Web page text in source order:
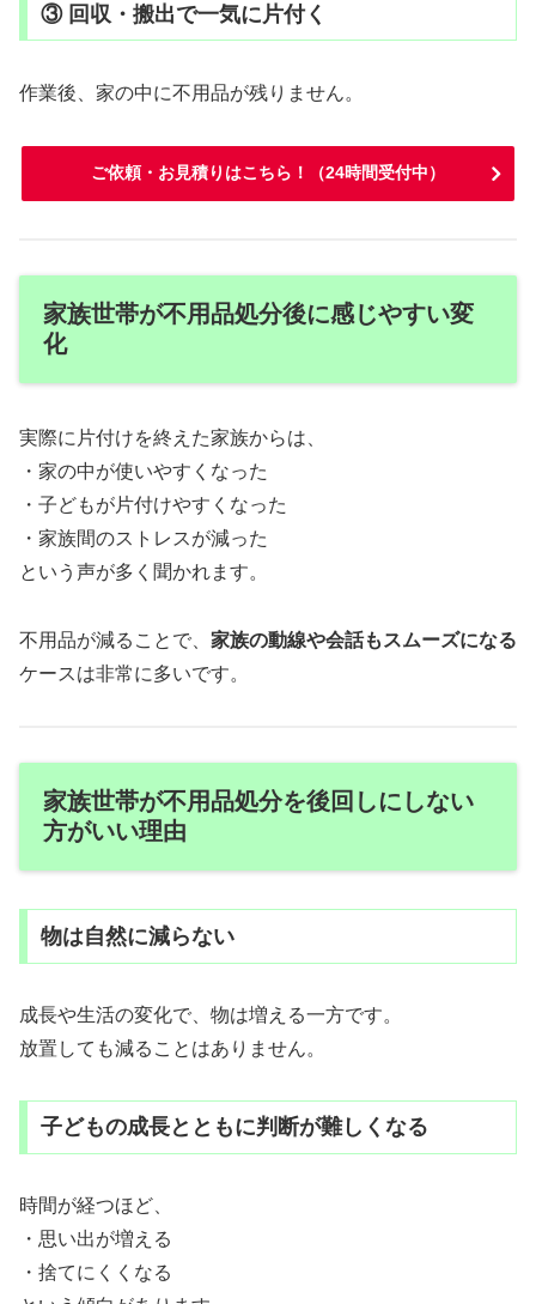
③ 回収・搬出で一気に片付く
作業後、家の中に不用品が残りません。
ご依頼・お見積りはこちら！（24時間受付中）
家族世帯が不用品処分後に感じやすい変
化
実際に片付けを終えた家族からは、
・家の中が使いやすくなった
・子どもが片付けやすくなった
・家族間のストレスが減った
という声が多く聞かれます。
不用品が減ることで、 家族の動線や会話もスムーズになる
ケースは非常に多いです。
家族世帯が不用品処分を後回しにしない
方がいい理由
物は自然に減らない
成長や生活の変化で、物は増える一方です。
放置しても減ることはありません。
子どもの成長とともに判断が難しくなる
時間が経つほど、
・思い出が増える
・捨てにくくなる